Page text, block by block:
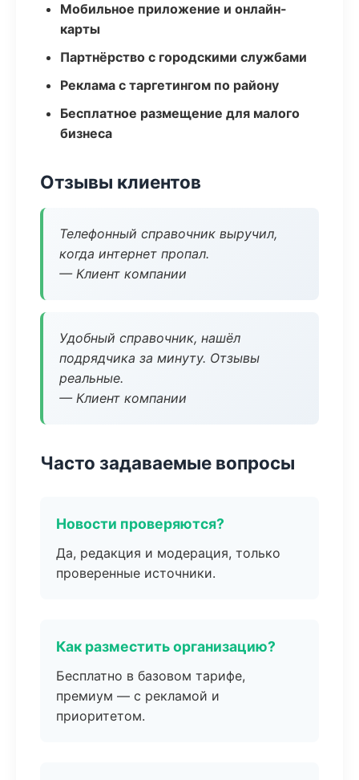
Мобильное приложение и онлайн-
карты
Партнёрство с городскими службами
Реклама с таргетингом по району
Бесплатное размещение для малого
бизнеса
Отзывы клиентов
Телефонный справочник выручил,
когда интернет пропал.
— Клиент компании
Удобный справочник, нашёл
подрядчика за минуту. Отзывы
реальные.
— Клиент компании
Часто задаваемые вопросы
Новости проверяются?
Да, редакция и модерация, только
проверенные источники.
Как разместить организацию?
Бесплатно в базовом тарифе,
премиум — с рекламой и
приоритетом.